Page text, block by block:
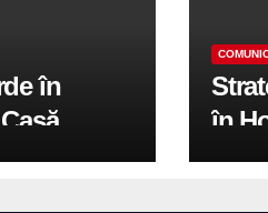
în
structură
în